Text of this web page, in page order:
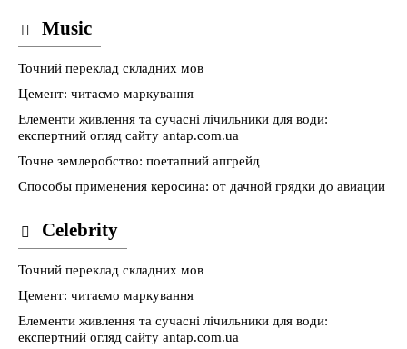
Music
Точний переклад складних мов
Цемент: читаємо маркування
Елементи живлення та сучасні лічильники для води:
експертний огляд сайту antap.com.ua
Точне землеробство: поетапний апгрейд
Способы применения керосина: от дачной грядки до авиации
Celebrity
Точний переклад складних мов
Цемент: читаємо маркування
Елементи живлення та сучасні лічильники для води:
експертний огляд сайту antap.com.ua